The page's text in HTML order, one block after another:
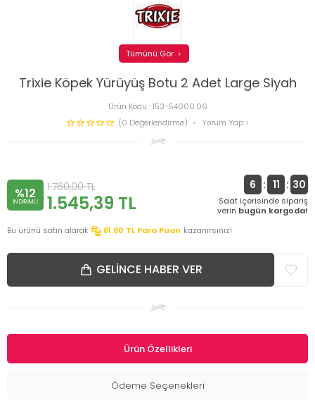
Trixie Köpek Yürüyüş Botu 2 Adet Large Siyah
Ürün Kodu :153-54000.06
(0 Değerlendirme)
Yorum Yap
Tümünü Gör
%12
INDIRIMLI
1.760,00TL
1.545,39 TL
6 : 11 : 30
Saat içerisinde sipariş
verin bugün kargoda!
Bu ürünü satın alarak
61.80 TL Para Puan kazanırsınız!
GELINCE HABER VER
Ürün Özellikleri
Ödeme Seçenekleri